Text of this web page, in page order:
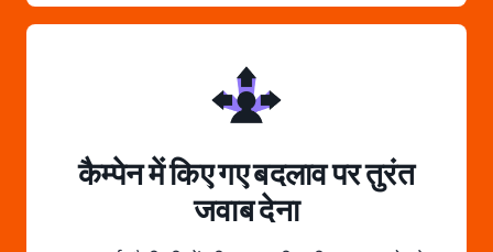
कैम्पेन में किए गए बदलाव पर तुरंत
जवाब देना